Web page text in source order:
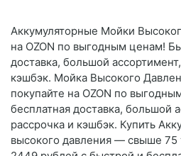
Аккумуляторные Мойки
на OZON по выгодным ценам!
доставка, большой
кэшбэк. Мойка Высокого
покупайте на OZON по
бесплатная доставка, большой
рассрочка и кэшбэк. Купить
высокого давления — свыше 75